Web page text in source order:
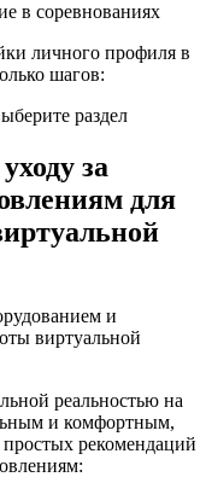
в соревнованиях
личного профиля в
шагов:
раздел
за
для
и
виртуальной
реальностью на
и комфортным,
простых рекомендаций